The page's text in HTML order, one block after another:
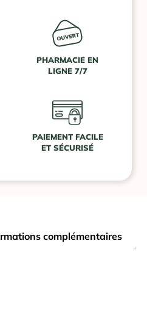
PHARMACIE EN
LIGNE 7/7
PAIEMENT FACILE
ET SÉCURISÉ
complémentaires